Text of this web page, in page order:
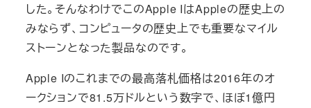
した。そんなわけでこのApple IはAppleの歴史上の
みならず、コンピュータの歴史上でも重要なマイル
ストーンとなった製品なのです。
Apple Iのこれまでの最高落札価格は2016年のオ
ークションで81.5万ドルという数字で、ほぼ1億円